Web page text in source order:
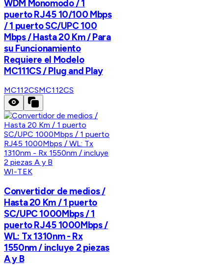
WDM Monomodo / 1
puerto RJ45 10/100 Mbps
/ 1 puerto SC/UPC 100
Mbps / Hasta 20 Km / Para
su Funcionamiento
Requiere el Modelo
MC111CS / Plug and Play
MC112CSMC112CS
WI-TEK
Convertidor de medios /
Hasta 20 Km / 1 puerto
SC/UPC 1000Mbps / 1
puerto RJ45 1000Mbps /
WL: Tx 1310nm - Rx
1550nm / incluye 2 piezas
A y B